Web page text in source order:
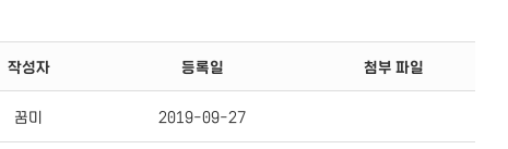
작성자 등록일 첨부 파일
꿈미 2019-09-27